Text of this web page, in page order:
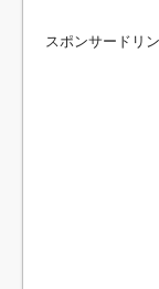
スポンサードリ